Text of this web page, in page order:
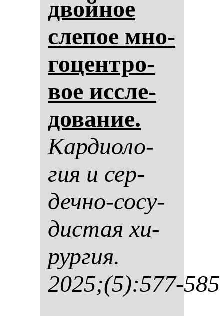
двой­ное
сле­пое мно­
го­цен­тро­
вое ис­сле­
до­ва­ние.
Кар­ди­оло­
гия и сер­
деч­но-со­су­
дис­тая хи­
рур­гия.
2025;(5):577-585